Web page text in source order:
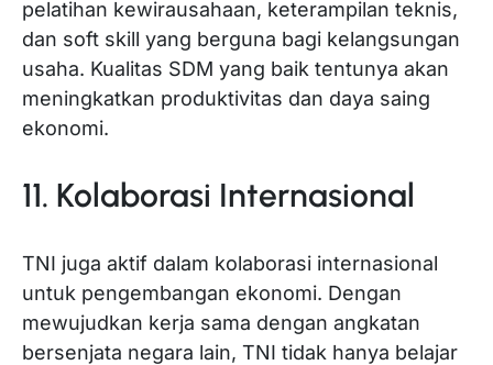
pelatihan kewirausahaan, keterampilan teknis,
dan soft skill yang berguna bagi kelangsungan
usaha. Kualitas SDM yang baik tentunya akan
meningkatkan produktivitas dan daya saing
ekonomi.
11. Kolaborasi Internasional
TNI juga aktif dalam kolaborasi internasional
untuk pengembangan ekonomi. Dengan
mewujudkan kerja sama dengan angkatan
bersenjata negara lain, TNI tidak hanya belajar